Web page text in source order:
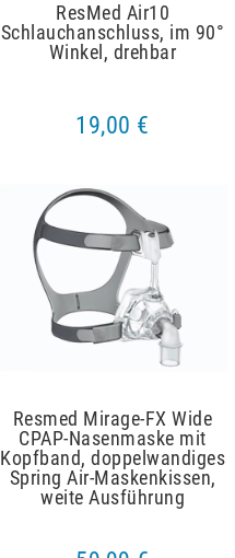
ResMed Air10
Schlauchanschluss, im 90°
Winkel, drehbar
19,00 €
Resmed Mirage-FX Wide
CPAP-Nasenmaske mit
Kopfband, doppelwandiges
Spring Air-Maskenkissen,
weite Ausführung